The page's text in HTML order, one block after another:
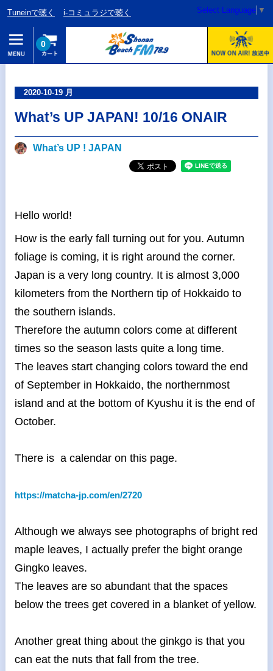
Tuneinで聴く i-コミュラジで聴く Select Language ▼
0
2020-10-19 月
What’s UP JAPAN! 10/16 ONAIR
What’s UP ! JAPAN
Hello world!
How is the early fall turning out for you. Autumn
foliage is coming, it is right around the corner.
Japan is a very long country. It is almost 3,000
kilometers from the Northern tip of Hokkaido to
the southern islands.
Therefore the autumn colors come at different
times so the season lasts quite a long time.
The leaves start changing colors toward the end
of September in Hokkaido, the northernmost
island and at the bottom of Kyushu it is the end of
October.
There is a calendar on this page.
https://matcha-jp.com/en/2720
Although we always see photographs of bright red
maple leaves, I actually prefer the bight orange
Gingko leaves.
The leaves are so abundant that the spaces
below the trees get covered in a blanket of yellow.
Another great thing about the ginkgo is that you
can eat the nuts that fall from the tree.